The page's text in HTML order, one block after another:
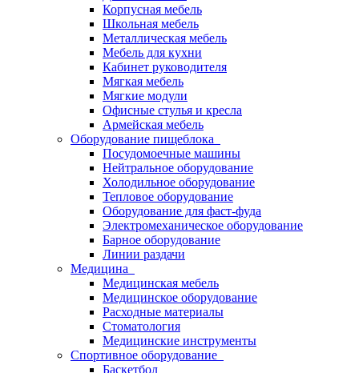
Корпусная мебель
Школьная мебель
Металлическая мебель
Мебель для кухни
Кабинет руководителя
Мягкая мебель
Мягкие модули
Офисные стулья и кресла
Армейская мебель
Оборудование пищеблока
Посудомоечные машины
Нейтральное оборудование
Холодильное оборудование
Тепловое оборудование
Оборудование для фаст-фуда
Электромеханическое оборудование
Барное оборудование
Линии раздачи
Медицина
Медицинская мебель
Медицинское оборудование
Расходные материалы
Стоматология
Медицинские инструменты
Спортивное оборудование
Баскетбол